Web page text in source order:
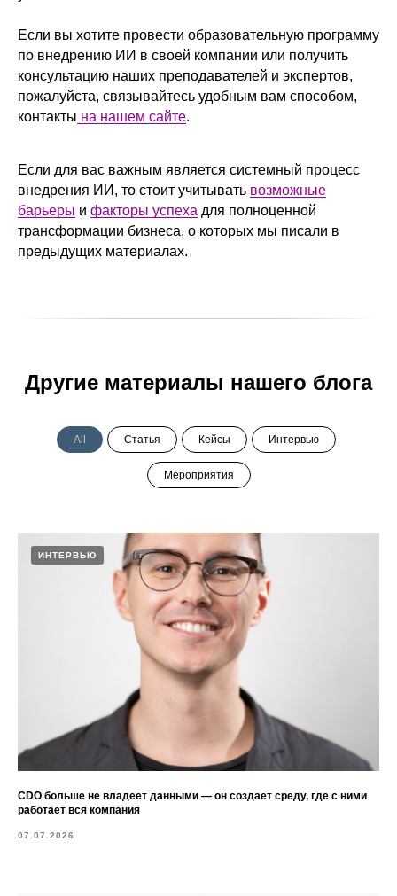
Если вы хотите провести образовательную программу
по внедрению ИИ в своей компании или получить
консультацию наших преподавателей и экспертов,
пожалуйста, связывайтесь удобным вам способом,
контакты на нашем сайте.
Если для вас важным является системный процесс
внедрения ИИ, то стоит учитывать возможные
барьеры и факторы успеха для полноценной
трансформации бизнеса, о которых мы писали в
предыдущих материалах.
Другие материалы нашего блога
All Статья Кейсы Интервью
Мероприятия
ИНТЕРВЬЮ
CDO больше не владеет данными — он создает среду, где с ними
работает вся компания
07.07.2026